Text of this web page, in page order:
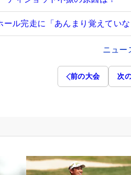
ル完走に「あんまり覚えてい
ニュー
前の大会 次